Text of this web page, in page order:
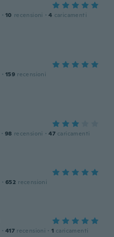
· 10 recensioni · 4 caricamenti
· 159 recensioni
· 98 recensioni · 47 caricamenti
· 652 recensioni
· 417 recensioni · 1 caricamenti